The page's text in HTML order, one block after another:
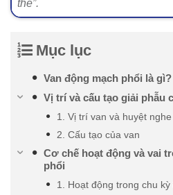
thể”.
Mục lục
Van động mạch phổi là gì?
Vị trí và cấu tạo giải phẫu
1. Vị trí van và huyệt
2. Cấu tạo của van
Cơ chế hoạt động và vai
phổi
1. Hoạt động trong chu kỳ